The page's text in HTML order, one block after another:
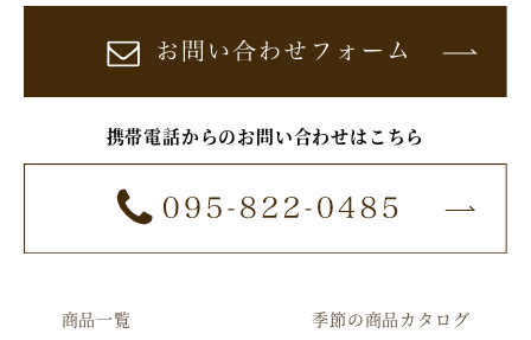
携帯電話からのお問い合わせはこちら
商品一覧 季節の商品カタログ